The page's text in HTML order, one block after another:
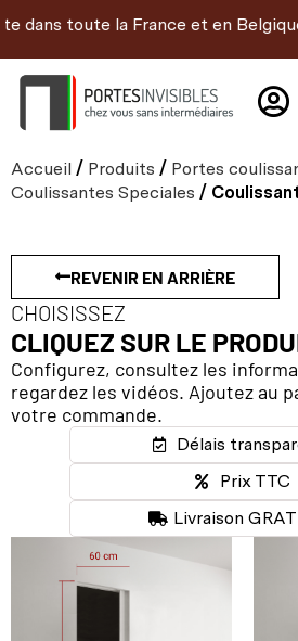
toute la France et en Belgique |
Accueil / Produits / Portes
Coulissantes Speciales /
REVENIR EN ARRIÈRE
CHOISISSEZ
CLIQUEZ SUR LE
Configurez, consultez les
regardez les vidéos. Ajoutez au
votre commande.
Délais
Prix TTC
Livraison